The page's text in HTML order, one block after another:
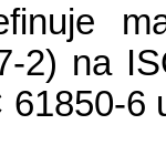
2) na
61850-